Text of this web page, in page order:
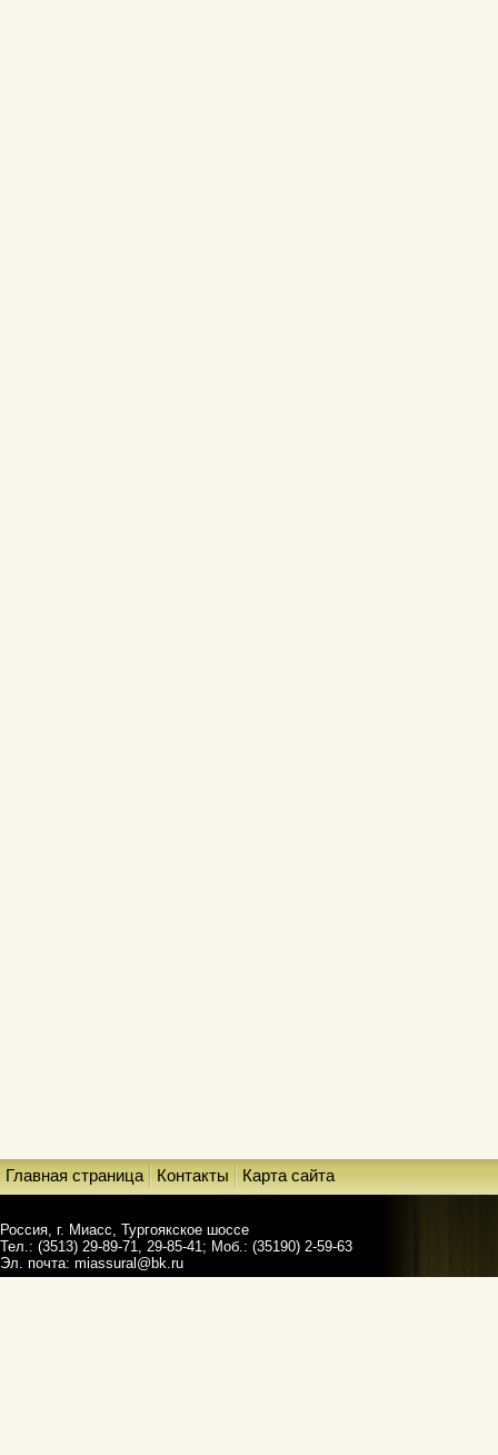
Главная страница Контакты Карта сайта
Россия, г. Миасс, Тургоякское шоссе
Тел.: (3513) 29-89-71, 29-85-41; Моб.: (35190) 2-59-63
Эл. почта: miassural@bk.ru